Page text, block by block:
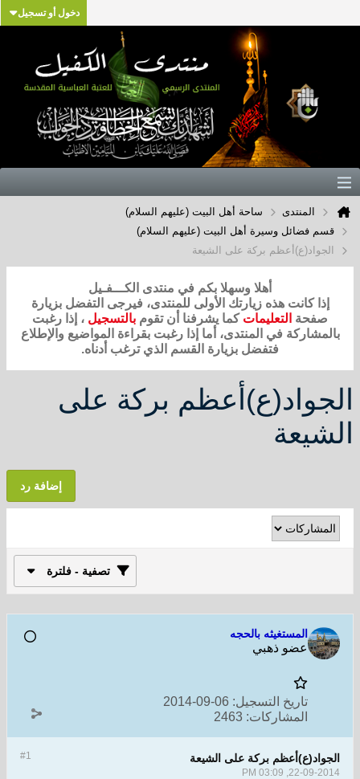
دخول أو تسجيل
المنتدى
ساحة أهل البيت (عليهم السلام)
قسم فضائل وسيرة أهل البيت (عليهم السلام)
الجواد(ع)أعظم بركة على الشيعة
أهلا وسهلا بكم في منتدى الكـــفـيل
إذا كانت هذه زيارتك الأولى للمنتدى، فيرجى التفضل بزيارة
صفحة التعليمات كما يشرفنا أن تقوم بالتسجيل ، إذا رغبت
بالمشاركة في المنتدى، أما إذا رغبت بقراءة المواضيع والإطلاع
فتفضل بزيارة القسم الذي ترغب أدناه.
الجواد(ع)أعظم بركة على
الشيعة
إضافة رد
تصفية - فلترة
المستغيثه بالحجه
عضو ذهبي
تاريخ التسجيل: 06-09-2014
المشاركات: 2463
#1 الجواد(ع)أعظم بركة على الشيعة
22-09-2014, 03:09 PM